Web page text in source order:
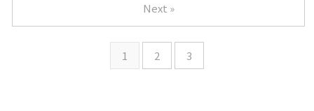
1 2 3
Next »